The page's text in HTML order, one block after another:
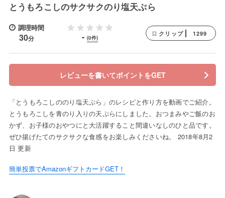
とうもろこしのサクサクのり塩天ぷら
調理時間
30分 - (0件)
クリップ 1299
レビューを書いてポイントをGET
「とうもろこしののり塩天ぷら」のレシピと作り方を動画でご紹介。
とうもろこしを青のり入りの天ぷらにしました。おつまみやご飯のお
かず、お子様のおやつにと大活躍すること間違いなしのひと品です。
ぜひ揚げたてのサクサクな食感をお楽しみくださいね。 2018年8月2
日 更新
簡単投票でAmazonギフトカードGET！